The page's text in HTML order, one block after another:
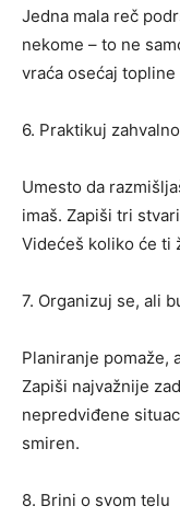
Jedna mala reč
nekome – to ne
vraća osećaj topline
6. Praktikuj
Umesto da
imaš. Zapiši tri
Videćeš koliko će ti
7. Organizuj se, ali
Planiranje pomaže,
Zapiši najvažnije
nepredviđene
smiren.
8. Brini o svom telu